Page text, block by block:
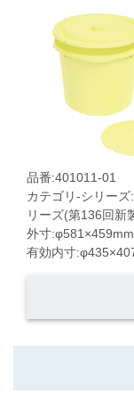
品番:401011-01
カテゴリ-シリー
リーズ(第136回新
外寸:φ581×459mm
有効内寸